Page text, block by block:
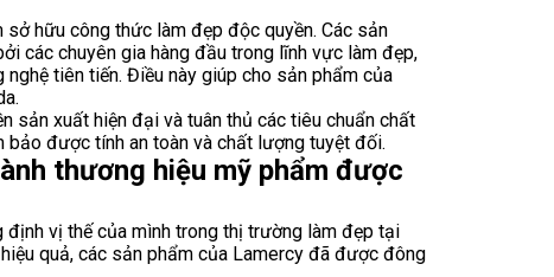
hữu công thức làm đẹp độc quyền. Các sản
các chuyên gia hàng đầu trong lĩnh vực làm đẹp,
tiên tiến. Điều này giúp cho sản phẩm của
sản xuất hiện đại và tuân thủ các tiêu chuẩn chất
được tính an toàn và chất lượng tuyệt đối.
thương hiệu mỹ phẩm được
vị thế của mình trong thị trường làm đẹp tại
quả, các sản phẩm của Lamercy đã được đông